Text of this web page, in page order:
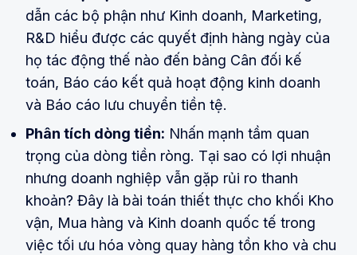
dẫn các bộ phận như Kinh doanh, Marketing,
R&D hiểu được các quyết định hàng ngày của
họ tác động thế nào đến bảng Cân đối kế
toán, Báo cáo kết quả hoạt động kinh doanh
và Báo cáo lưu chuyển tiền tệ.
Phân tích dòng tiền: Nhấn mạnh tầm quan
trọng của dòng tiền ròng. Tại sao có lợi nhuận
nhưng doanh nghiệp vẫn gặp rủi ro thanh
khoản? Đây là bài toán thiết thực cho khối Kho
vận, Mua hàng và Kinh doanh quốc tế trong
việc tối ưu hóa vòng quay hàng tồn kho và chu